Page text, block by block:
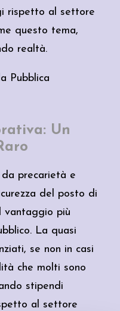
rispetto al settore
questo tema,
realtà.
Pubblica
Un
da precarietà e
del posto di
vantaggio più
La quasi
se non in casi
che molti sono
stipendi
al settore